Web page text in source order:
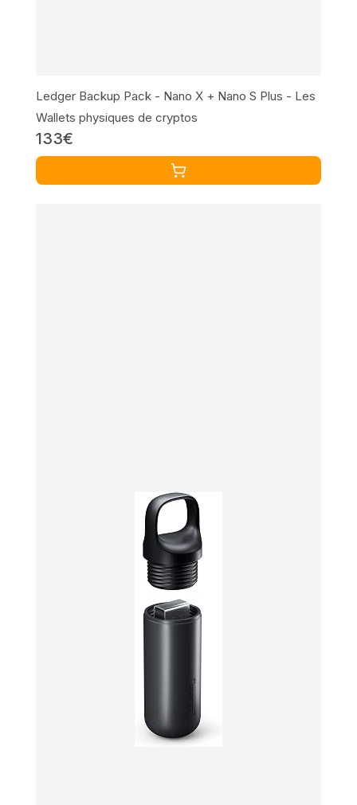
Ledger Backup Pack - Nano X + Nano S Plus - Les
Wallets physiques de cryptos
133€